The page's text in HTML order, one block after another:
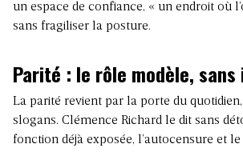
un espace de confiance, « un endroit où
sans fragiliser la posture.
Parité : le rôle modèle,
La parité revient par la porte du
slogans. Clémence Richard le dit sans
fonction déjà exposée, l’autocensure et